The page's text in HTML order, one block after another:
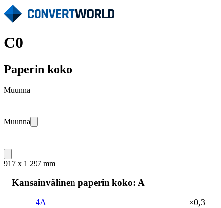
C0
Paperin koko
Muunna
Muunna
917 x 1 297 mm
Kansainvälinen paperin koko: A
4A
×0,3